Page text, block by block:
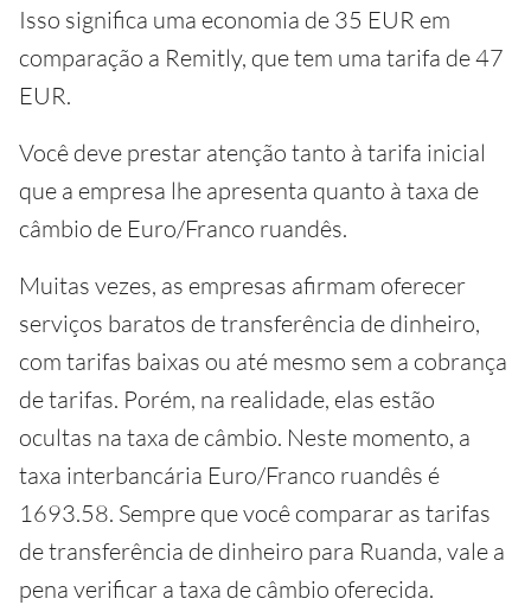
Isso significa uma economia de 35 EUR em
comparação a Remitly, que tem uma tarifa de 47
EUR.
Você deve prestar atenção tanto à tarifa inicial
que a empresa lhe apresenta quanto à taxa de
câmbio de Euro/Franco ruandês.
Muitas vezes, as empresas afirmam oferecer
serviços baratos de transferência de dinheiro,
com tarifas baixas ou até mesmo sem a cobrança
de tarifas. Porém, na realidade, elas estão
ocultas na taxa de câmbio. Neste momento, a
taxa interbancária Euro/Franco ruandês é
1693.58. Sempre que você comparar as tarifas
de transferência de dinheiro para Ruanda, vale a
pena verificar a taxa de câmbio oferecida.